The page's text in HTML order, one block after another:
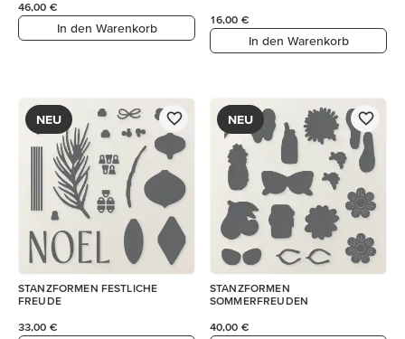
46,00 €
In den Warenkorb
16,00 €
In den Warenkorb
NEU
STANZFORMEN FESTLICHE
FREUDE
33,00 €
NEU
STANZFORMEN
SOMMERFREUDEN
40,00 €